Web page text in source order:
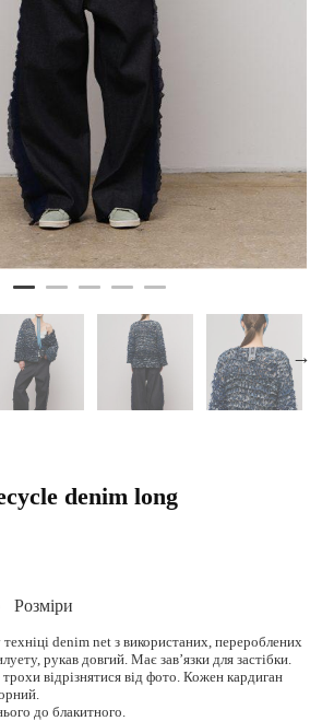
denim long
Розміри
denim net з використаних, перероблених
рукав довгий. Має завʼязки для застібки.
відрізнятися від фото. Кожен кардиган
до блакитного.